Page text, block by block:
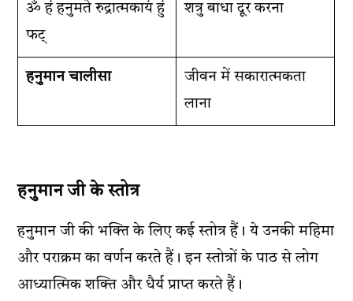
ॐ हं हनुमते रुद्रात्मकायं हुं
फट्
शत्रु बाधा दूर करना
हनुमान चालीसा
जीवन में सकारात्मकता
लाना
हनुमान जी के स्तोत्र
हनुमान जी की भक्ति के लिए कई स्तोत्र हैं। ये उनकी महिमा
और पराक्रम का वर्णन करते हैं। इन स्तोत्रों के पाठ से लोग
आध्यात्मिक शक्ति और धैर्य प्राप्त करते हैं।